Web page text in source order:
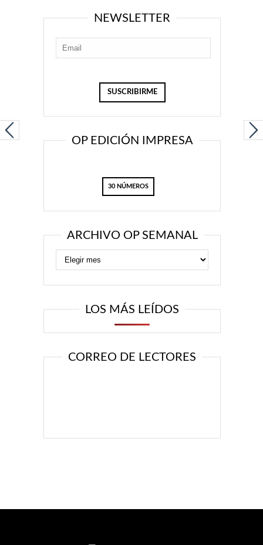
NEWSLETTER
OP EDICIÓN IMPRESA
30 NÚMEROS
ARCHIVO OP SEMANAL
LOS MÁS LEÍDOS
CORREO DE LECTORES